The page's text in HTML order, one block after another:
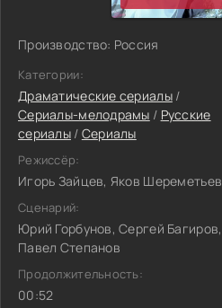
Производство: Россия
Категории:
Драматические сериалы/
Сериалы-мелодрамы / Русские
сериалы/ Сериалы
Режиссёр:
Игорь Зайцев, Яков Шереметьев
Сценарий:
Юрий Горбунов, Сергей Багиров,
Павел Степанов
Продолжительность:
00:52